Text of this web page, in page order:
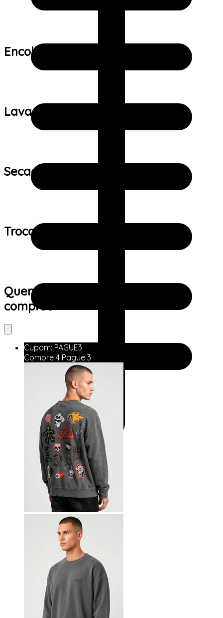
Encolhimento:
Lavagem:
Secagem:
Trocas e devoluções:
Quem viu este produto também
comprou